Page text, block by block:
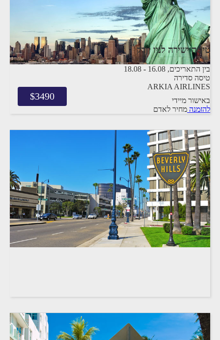
טיסה ישירה לניו יורק
בין התאריכים, -
18.08
טיסה סדירה
ARKIA AIRLINES
באישור מיידי
$3490
להזמנה מחיר לאדם